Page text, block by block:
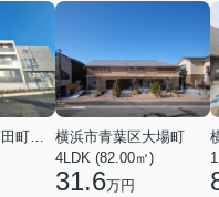
横浜市青葉区大場町
4LDK (82.00㎡)
31.6万円